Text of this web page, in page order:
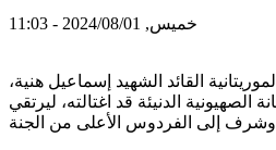
خميس, 2024/08/01 - 11:03
القائد الشهيد إسماعيل هنية،
الصهيونية الدنيئة قد اغتالته، ليرتقي